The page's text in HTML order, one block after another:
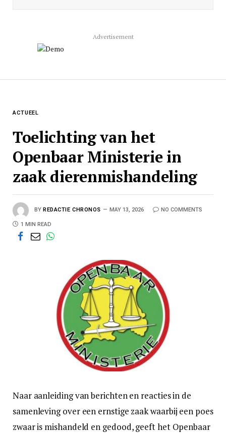
Advertisement
ACTUEEL
Toelichting van het
Openbaar Ministerie in
zaak dierenmishandeling
BY REDACTIE CHRONOS MAY 13, 2026 NO COMMENTS
1 MIN READ
Naar aanleiding van berichten en reacties in de
samenleving over een ernstige zaak waarbij een poes
zwaar is mishandeld en gedood, geeft het Openbaar